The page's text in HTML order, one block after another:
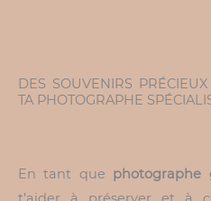
DES SOUVENIRS
TA PHOTOGRAPHE
En tant que photographe